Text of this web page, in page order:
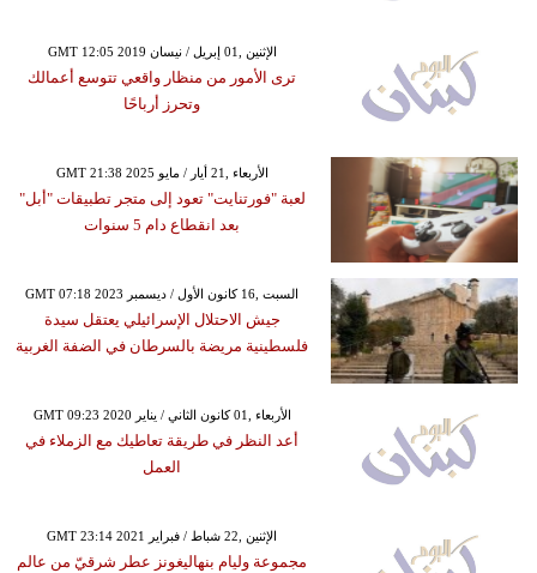
GMT 12:05 2019 الإثنين ,01 إبريل / نيسان
ترى الأمور من منظار واقعي تتوسع أعمالك
وتحرز أرباحًا
GMT 21:38 2025 الأربعاء ,21 أيار / مايو
لعبة "فورتنايت" تعود إلى متجر تطبيقات "أبل"
بعد انقطاع دام 5 سنوات
GMT 07:18 2023 السبت ,16 كانون الأول / ديسمبر
جيش الاحتلال الإسرائيلي يعتقل سيدة
فلسطينية مريضة بالسرطان في الضفة الغربية
GMT 09:23 2020 الأربعاء ,01 كانون الثاني / يناير
أعد النظر في طريقة تعاطيك مع الزملاء في
العمل
GMT 23:14 2021 الإثنين ,22 شباط / فبراير
مجموعة وليام بنهاليغونز عطر شرقيّ من عالم